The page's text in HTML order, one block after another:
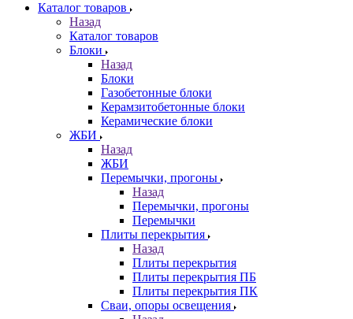
Каталог товаров
Назад
Каталог товаров
Блоки
Назад
Блоки
Газобетонные блоки
Керамзитобетонные блоки
Керамические блоки
ЖБИ
Назад
ЖБИ
Перемычки, прогоны
Назад
Перемычки, прогоны
Перемычки
Плиты перекрытия
Назад
Плиты перекрытия
Плиты перекрытия ПБ
Плиты перекрытия ПК
Сваи, опоры освещения